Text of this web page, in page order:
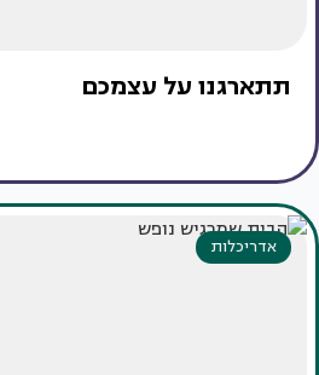
תתארגנו על עצמכם
אדריכלות